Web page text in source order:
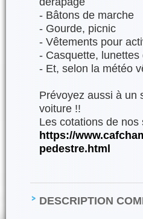
- Bâtons de marche
- Gourde, picnic
- Vêtements pour
- Casquette,
- Et, selon la météo
Prévoyez aussi à un
voiture !!
Les cotations de
https://
pedestre.html
DESCRIPTION